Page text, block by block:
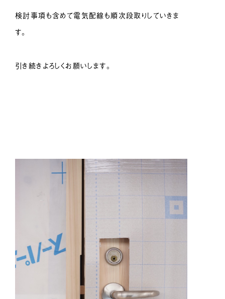
検討事項も含めて電気配線も順次段取りしていきま
す。
引き続きよろしくお願いします。